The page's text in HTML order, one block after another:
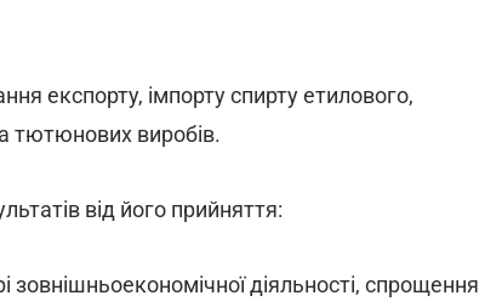
експорту, імпорту спирту етилового,
тютюнових виробів.
від його прийняття:
діяльності, спрощення